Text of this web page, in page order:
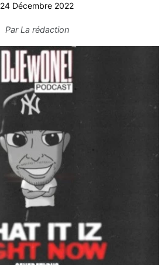
24 Décembre 2022
ParLa rédaction